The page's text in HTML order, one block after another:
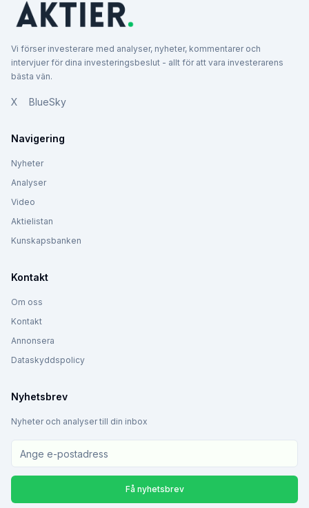
Vi förser investerare med analyser, nyheter, kommentarer och
intervjuer för dina investeringsbeslut - allt för att vara investerarens
bästa vän.
X BlueSky
Navigering
Nyheter
Analyser
Video
Aktielistan
Kunskapsbanken
Kontakt
Om oss
Kontakt
Annonsera
Dataskyddspolicy
Nyhetsbrev
Nyheter och analyser till din inbox
Få nyhetsbrev